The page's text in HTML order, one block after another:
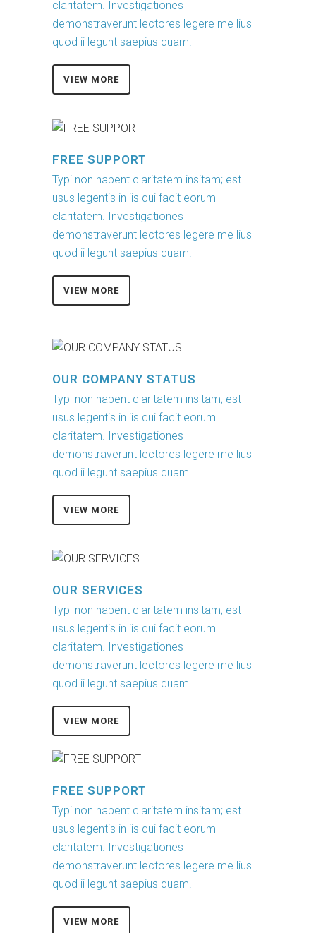
claritatem. Investigationes
demonstraverunt lectores legere me lius
quod ii legunt saepius quam.
VIEW MORE
FREE SUPPORT
Typi non habent claritatem insitam; est
usus legentis in iis qui facit eorum
claritatem. Investigationes
demonstraverunt lectores legere me lius
quod ii legunt saepius quam.
VIEW MORE
OUR COMPANY STATUS
Typi non habent claritatem insitam; est
usus legentis in iis qui facit eorum
claritatem. Investigationes
demonstraverunt lectores legere me lius
quod ii legunt saepius quam.
VIEW MORE
OUR SERVICES
Typi non habent claritatem insitam; est
usus legentis in iis qui facit eorum
claritatem. Investigationes
demonstraverunt lectores legere me lius
quod ii legunt saepius quam.
VIEW MORE
FREE SUPPORT
Typi non habent claritatem insitam; est
usus legentis in iis qui facit eorum
claritatem. Investigationes
demonstraverunt lectores legere me lius
quod ii legunt saepius quam.
VIEW MORE